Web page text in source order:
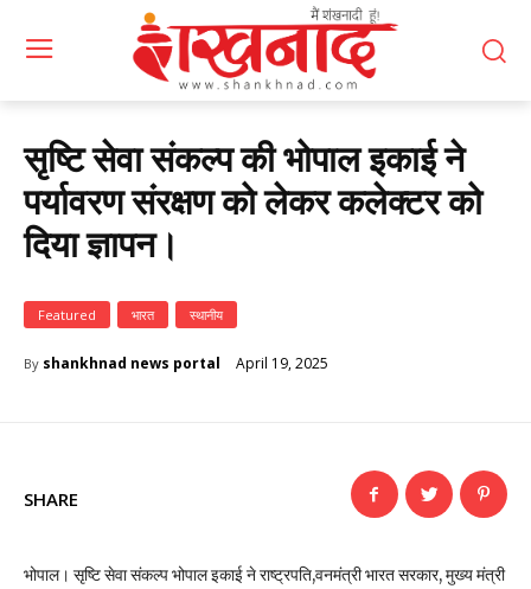
सृष्टि सेवा संकल्प की भोपाल इकाई ने
पर्यावरण संरक्षण को लेकर कलेक्टर को
दिया ज्ञापन।
Featured भारत स्थानीय
By shankhnad news portal April 19, 2025
SHARE
भोपाल। सृष्टि सेवा संकल्प भोपाल इकाई ने राष्ट्रपति,वनमंत्री भारत सरकार, मुख्य मंत्री